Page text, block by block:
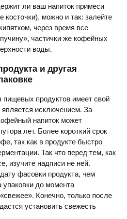
ли ваш напиток примеси
косточки), можно и так: залейте
через время все
частички же кофейных
воды.
и другая
пищевых продуктов имеет свой
исключением. За
напиток может
лет. Более короткий срок
так как в продукте быстро
Так что перед тем, как
изучите надписи не ней.
фасовки продукта, чем
до момента
Конечно, только после
установить свежесть